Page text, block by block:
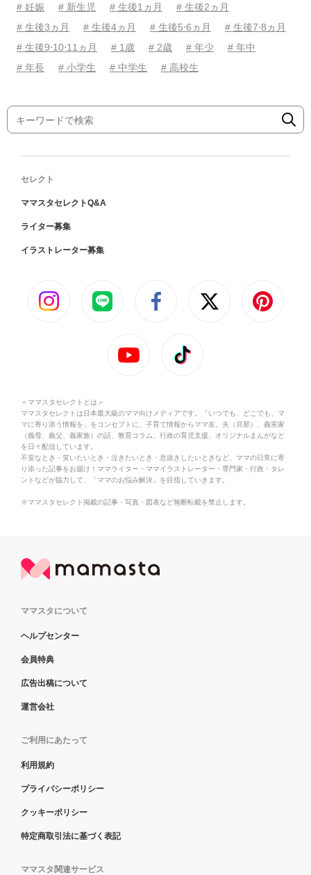
# 妊娠 # 新生児 # 生後1ヵ月
# 生後2ヵ月
# 生後3ヵ月
# 生後4ヵ月 # 生後5⋅6ヵ月
# 生後7⋅8ヵ月
# 生後9⋅10⋅11ヵ月
# 1歳 # 2歳 # 年少
# 年中
# 年長
# 小学生 # 中学生 # 高校生
セレクト
ママスタセレクトQ&A
ライター募集
イラストレーター募集
＜ママスタセレクトとは＞
ママスタセレクトは日本最大級のママ向けメディアです。「いつでも、どこでも、マ
マに寄り添う情報を」をコンセプトに、子育て情報からママ友、夫（旦那）、義実家
（義母、義父、義家族）の話、教育コラム、行政の育児支援、オリジナルまんがなど
を日々配信しています。
不安なとき・笑いたいとき・泣きたいとき・息抜きしたいときなど、ママの日常に寄
り添った記事をお届け！ママライター・ママイラストレーター・専門家・行政・タレ
ントなどが協力して、「ママのお悩み解決」を目指していきます。
※ママスタセレクト掲載の記事・写真・図表など無断転載を禁止します。
ママスタについて
ヘルプセンター
会員特典
広告出稿について
運営会社
ご利用にあたって
利用規約
プライバシーポリシー
クッキーポリシー
特定商取引法に基づく表記
ママスタ関連サービス